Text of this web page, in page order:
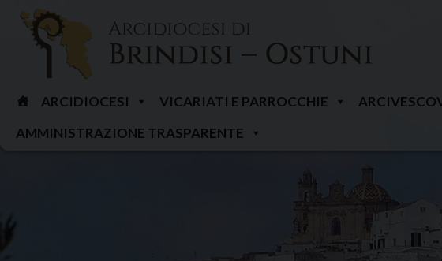
Skip
content
ARCIDIOCESI VICARIATI E PARROCCHIE
AMMINISTRAZIONE TRASPARENTE